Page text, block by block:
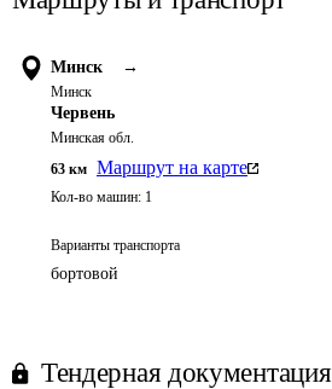
Минск →
Минск
Червень
Минская обл.
63 км Маршрут на карте
Кол-во машин: 1
Варианты транспорта
бортовой
Тендерная документация